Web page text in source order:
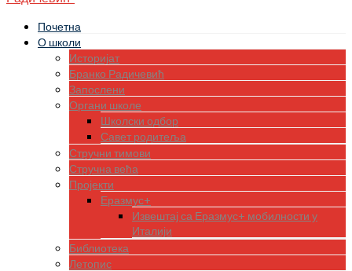
Почетна
О школи
Историјат
Бранко Радичевић
Запослени
Органи школе
Школски одбор
Савет родитеља
Стручни тимови
Стручна већа
Пројекти
Еразмус+
Извештај са Еразмус+ мобилности у
Италији
Библиотека
Летопис